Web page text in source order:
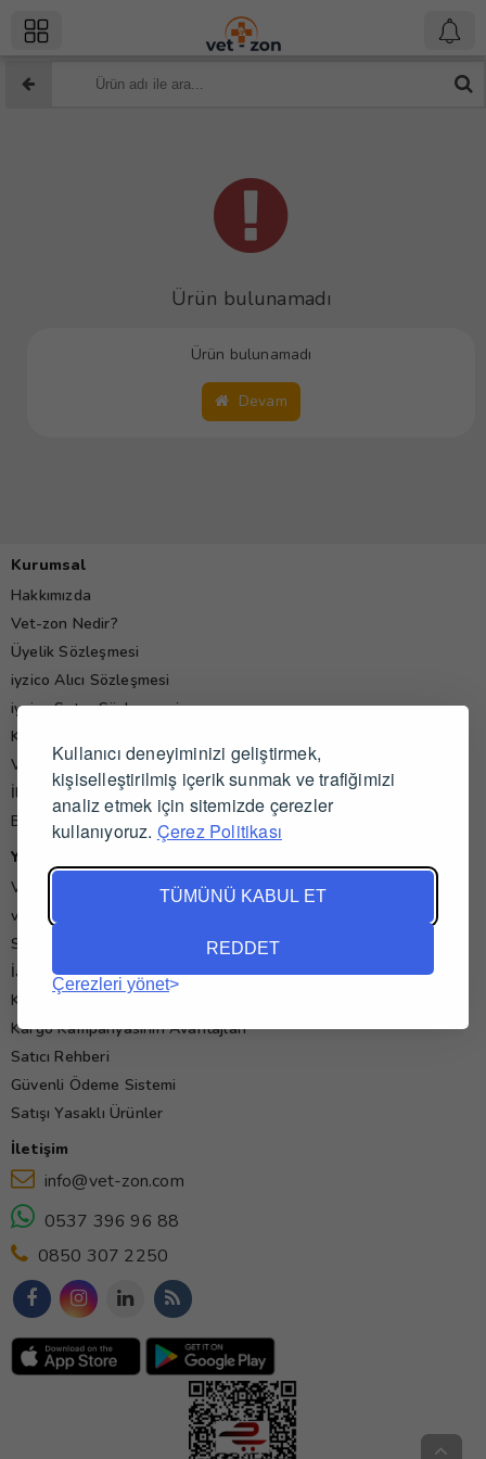
Kullanıcı deneyiminizi geliştirmek,
kişiselleştirilmiş içerik sunmak ve trafiğimizi
analiz etmek için sitemizde çerezler
kullanıyoruz. Çerez Politikası
TÜMÜNÜ KABUL ET
REDDET
Çerezleri yönet
Ürün bulunamadı
Ürün bulunamadı
Devam
Kurumsal
Hakkımızda
Vet-zon Nedir?
Üyelik Sözleşmesi
iyzico Alıcı Sözleşmesi
iyzico Satıcı Sözleşmesi
Kişisel Verilerin Korunması Politikası
Veteriner Hekim Yorumları
İletişim
Blog
Yardım
Veteriner İş İlanları
vet-zon'da Alışveriş ve Satış
Sık Sorulan Sorular
İade ve İptal Koşulları
Kullanım Koşulları
Kargo Kampanyasının Avantajları
Satıcı Rehberi
Güvenli Ödeme Sistemi
Satışı Yasaklı Ürünler
İletişim
info@vet-zon.com
0537 396 96 88
0850 307 2250